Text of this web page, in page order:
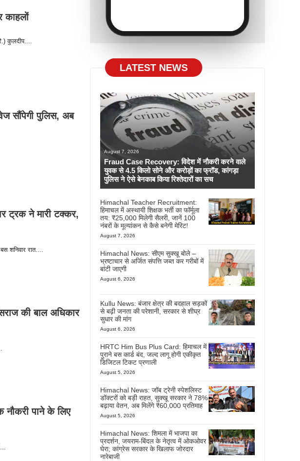
काहलों
कुलदीप....
सौंपेगी पुलिस, अब
ट्रक ने मारी टक्‍कर,
शनिवार रात....
की बाल अधिकार
नौकरी पाने के लिए
LATEST NEWS
August 7, 2026
Fraud Case Recovery: विदेश में नौकरी करने वाले
युवक से 4.5 किलो सोने और करोड़ों का फ्रॉड, कांगड़ा
पुलिस ने ऐसे बेनकाब किया रिश्तेदारों का सच
Himachal Teacher Recruitment:
हिमाचल में अस्थायी शिक्षक भर्ती का फॉर्मूला
तय: ₹25,000 मिलेगी सैलरी, जानें 100
नंबरों के मूल्यांकन से कैसे बनेगी मेरिट!
August 7, 2026
Himachal News: सीएम सुक्खू बोले –
भ्रष्टाचार से अर्जित संपत्ति जब्त कर गरीबों में
बांटी जाएगी
August 6, 2026
Kullu News: बंजार क्षेत्र की बदहाल सड़कों
से बढ़ी जनता की परेशानी, सरकार से शीघ्र
सुधार की मांग
August 6, 2026
HRTC Him Bus Plus Card: हिमाचल में
पुराने बस कार्ड बंद, जल्द लागू होगी एकीकृत
डिजिटल टिकट प्रणाली
August 5, 2026
Himachal News: जॉब ट्रेनी स्पेशलिस्ट
डॉक्टरों को बड़ी राहत, सुक्खू सरकार ने 78%
बढ़ाया वेतन, अब मिलेंगे ₹60,000 प्रतिमाह
August 5, 2026
Himachal News: शिमला में भाजपा का
प्रदर्शन, जयराम-बिंदल के नेतृत्व में ओकओवर
घेरा; कांग्रेस सरकार के खिलाफ जोरदार
नारेबाजी